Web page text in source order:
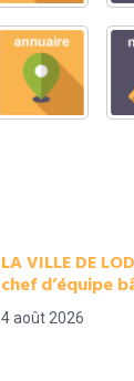
LA VILLE DE
chef d’équipe
4 août 2026